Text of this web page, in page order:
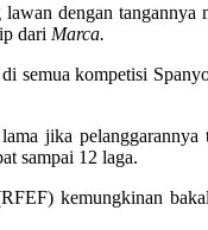
dengan
dari Marca.
semua kompetisi
jika
sampai 12 laga.
kemungkinan